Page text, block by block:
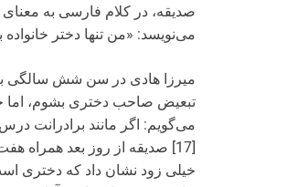
صدیقه، در کلام فارسی به
می‌نویسد: «من تنها دختر
میرزا هادی در سن شش سالگی به
تبعیض صاحب دختری بشوم، اما
می‌گویم: اگر مانند برادرانت
[17] صدیقه از روز بعد همراه
خیلی زود نشان داد که دختری